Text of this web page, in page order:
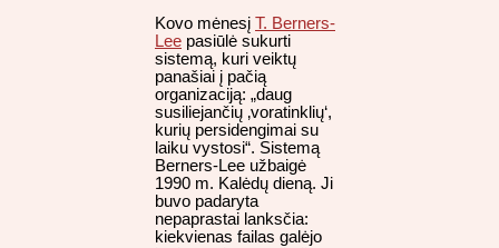
Kovo mėnesį T. Berners-
Lee pasiūlė sukurti
sistemą, kuri veiktų
panašiai į pačią
organizaciją: „daug
susiliejančių ‚voratinklių‘,
kurių persidengimai su
laiku vystosi“. Sistemą
Berners-Lee užbaigė
1990 m. Kalėdų dieną. Ji
buvo padaryta
nepaprastai lanksčia:
kiekvienas failas galėjo